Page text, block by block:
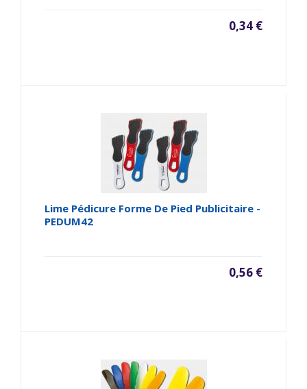
0,34 €
Lime Pédicure Forme De Pied Publicitaire -
PEDUM42
0,56 €